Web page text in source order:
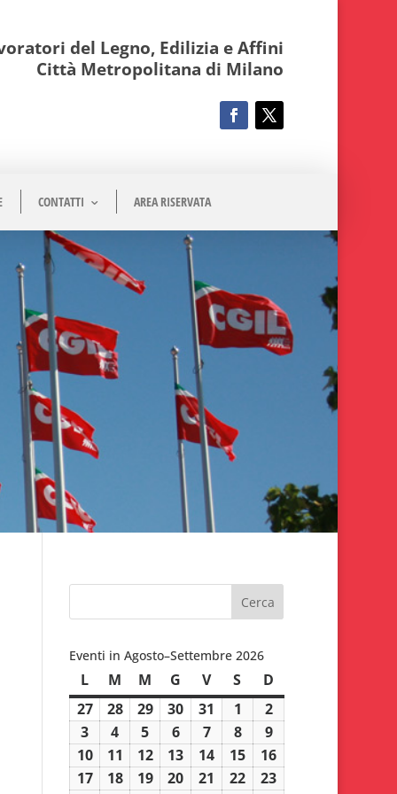
del Legno, Edilizia e Affini
Città Metropolitana di Milano
CONTATTI AREA RISERVATA
Eventi in Agosto–Settembre 2026
Llunedì
M martedì
M mercoledì
G giovedì
Vvenerdì
S sabato
D
2727
Luglio
2026
2828
Luglio
2026
2929
Luglio
2026
30 30
Luglio
2026
31
Luglio
2026
1
Agosto
2026
22
Agosto
2026
3
Agosto
2026
4
Agosto
2026
5
Agosto
2026
66
Agosto
2026
77
Agosto
2026
88
Agosto
2026
99
Agosto
2026
1010
Agosto
11 11
Agosto
1212
Agosto
13 13
Agosto
14 14
Agosto
15 15
Agosto
16
17171818191920 2021 2122 2223